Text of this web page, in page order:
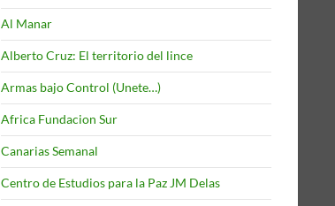
Al Manar
Alberto Cruz: El territorio del lince
Armas bajo Control (Unete…)
Africa Fundacion Sur
Canarias Semanal
Centro de Estudios para la Paz JM Delas